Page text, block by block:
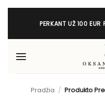
Skip
PERKANT UŽ 100 EUR
Pradžia / Produkto